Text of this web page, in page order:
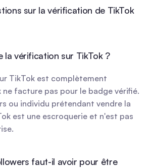
sur la vérification de TikTok
la vérification sur TikTok ?
TikTok est complètement
facture pas pour le badge vérifié.
ou individu prétendant vendre la
est une escroquerie et n'est pas
faut-il avoir pour être